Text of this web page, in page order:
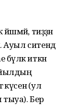
тиҙҙән
Ауыл ситендә
иткән
йылдың
(ул
Бер